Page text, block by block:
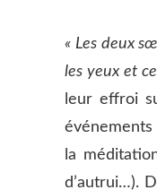
« Les deux
les yeux et
leur effroi
événements
la
d’autrui…).